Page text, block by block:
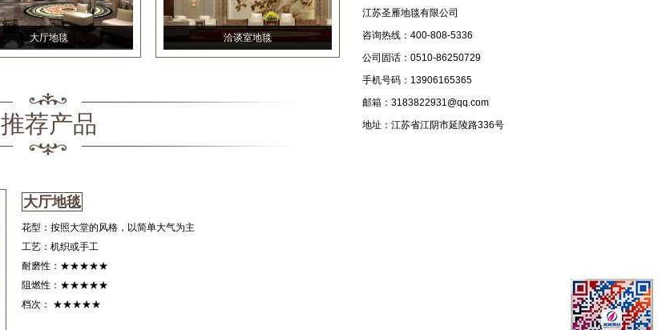
大厅地毯 洽谈室地毯
推荐产品
大厅地毯
花型：按照大堂的风格，以简单大气为主
工艺：机织或手工
耐磨性：★★★★★
阻燃性：★★★★★
档次： ★★★★★
江苏圣雁地毯有限公司
咨询热线： 400-808-5336
公司固话： 0510-86250729
手机号码： 13906165365
邮箱： 3183822931@qq.com
地址： 江苏省江阴市延陵路336号